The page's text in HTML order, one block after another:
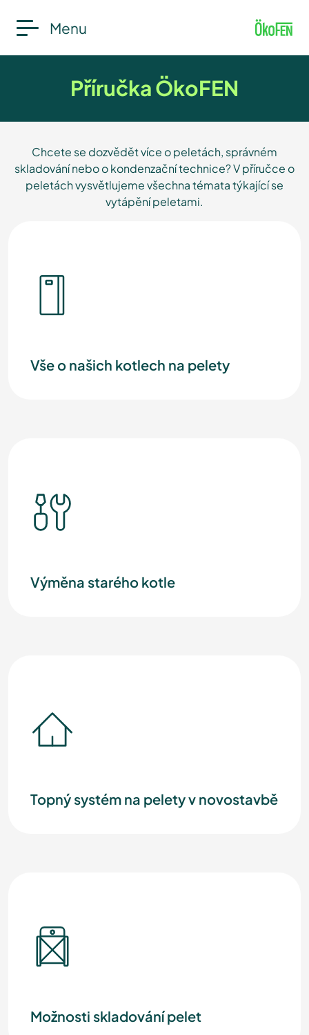
Menu
Příručka ÖkoFEN
Chcete se dozvědět více o peletách, správném
skladování nebo o kondenzační technice? V příručce o
peletách vysvětlujeme všechna témata týkající se
vytápění peletami.
Vše o našich kotlech na pelety
Výměna starého kotle
Topný systém na pelety v novostavbě
Možnosti skladování pelet